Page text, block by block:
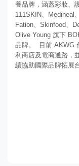
養品牌，涵蓋彩妝、
111SKIN、Mediheal
Fation、Skinfood、
Olive Young 旗下
品牌。 目前 AKWG
利商店及電商通路，
續協助國際品牌拓展